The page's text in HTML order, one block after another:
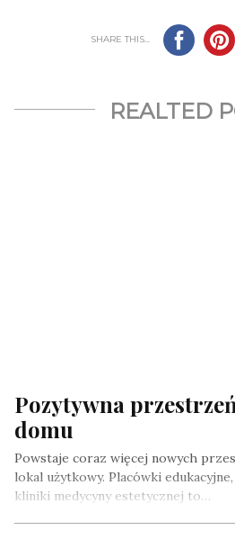
SHARE THIS...
REALTED
Pozytywna
domu
Powstaje coraz więcej nowych
lokal użytkowy. Placówki
kliniki medycyny estetycznej to…